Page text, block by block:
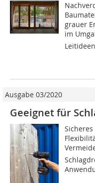
grauer
im
Ausgabe 03/2020
Geeignet für